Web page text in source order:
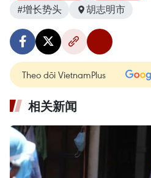
#增长势头
胡志明市
Theo dõi VietnamPlus
相关新闻